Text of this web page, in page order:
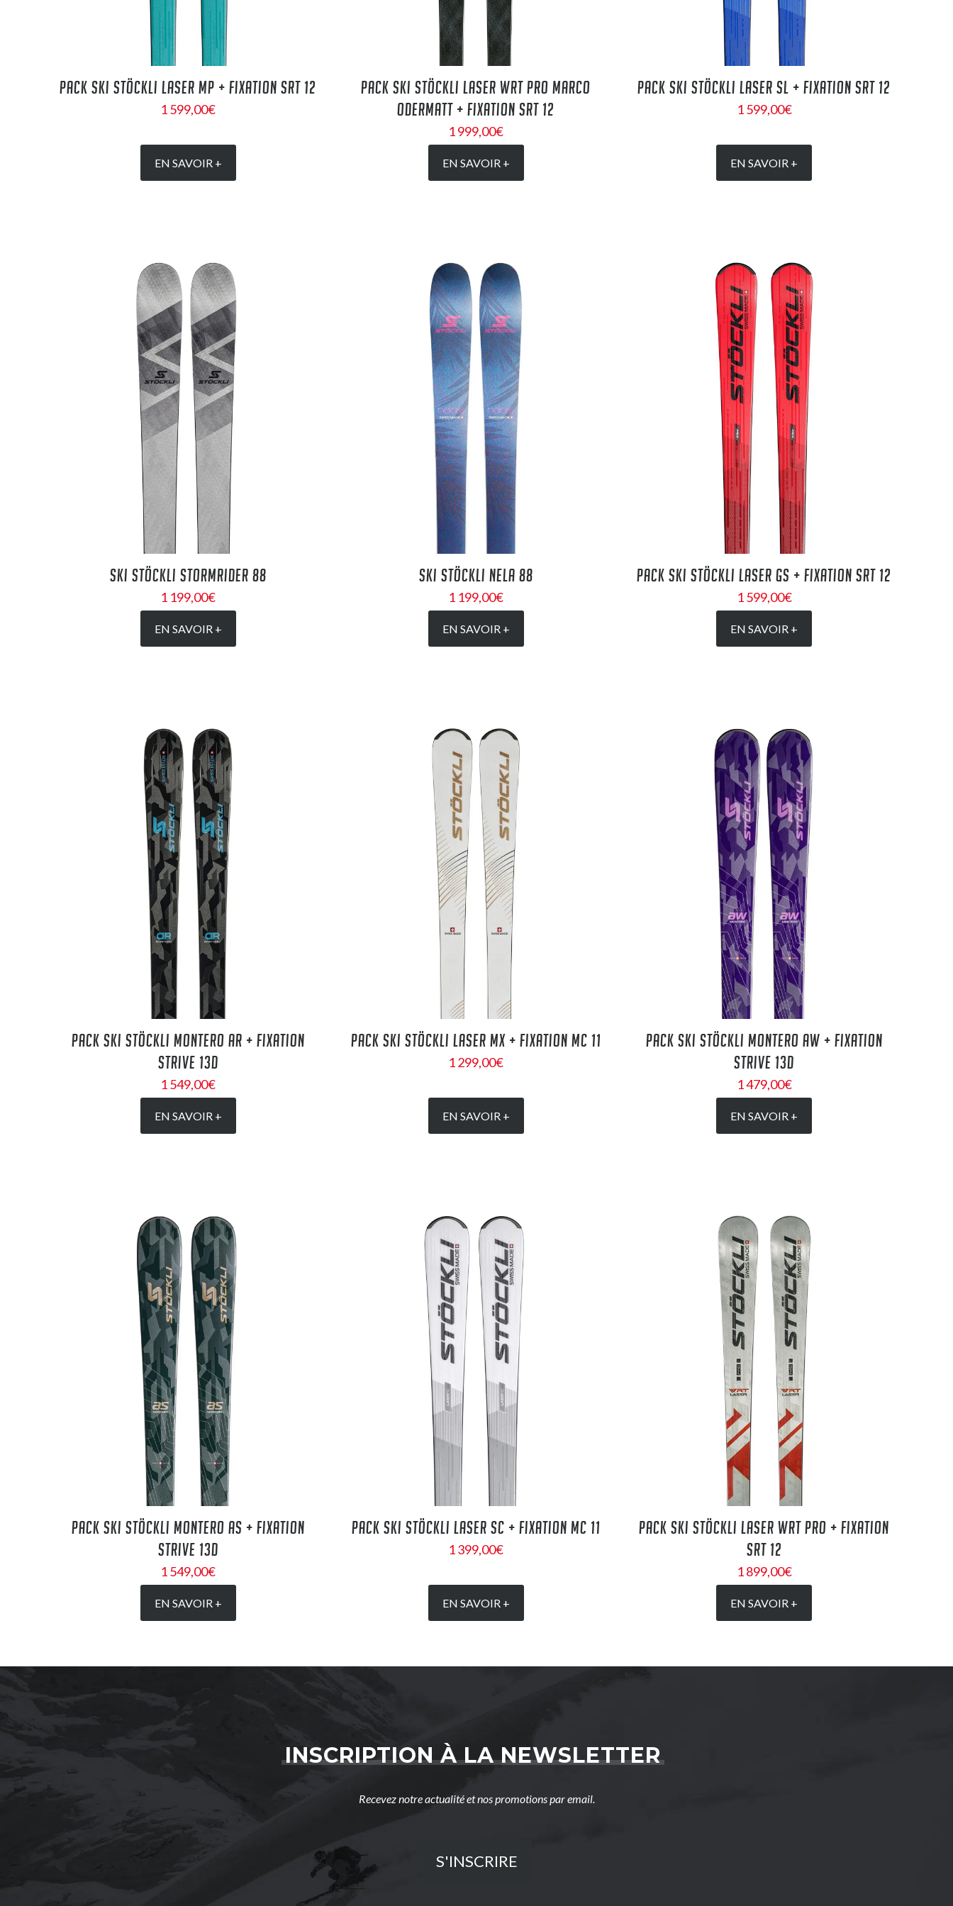
PACK SKI STÖCKLI LASER MP + FIXATION SRT 12
1 599,00€
EN SAVOIR +
PACK SKI STÖCKLI LASER WRT PRO MARCO
ODERMATT + FIXATION SRT 12
1 999,00€
EN SAVOIR +
PACK SKI STÖCKLI LASER SL + FIXATION SRT 12
1 599,00€
EN SAVOIR +
SKI STÖCKLI STORMRIDER 88
1 199,00€
EN SAVOIR +
SKI STÖCKLI NELA 88
1 199,00€
EN SAVOIR +
PACK SKI STÖCKLI LASER GS + FIXATION SRT 12
1 599,00€
EN SAVOIR +
PACK SKI STÖCKLI MONTERO AR + FIXATION
STRIVE 13D
1 549,00€
EN SAVOIR +
PACK SKI STÖCKLI LASER MX + FIXATION MC 11
1 299,00€
EN SAVOIR +
PACK SKI STÖCKLI MONTERO AW + FIXATION
STRIVE 13D
1 479,00€
EN SAVOIR +
PACK SKI STÖCKLI MONTERO AS + FIXATION
STRIVE 13D
1 549,00€
EN SAVOIR +
PACK SKI STÖCKLI LASER SC + FIXATION MC 11
1 399,00€
EN SAVOIR +
PACK SKI STÖCKLI LASER WRT PRO + FIXATION
SRT 12
1 899,00€
EN SAVOIR +
INSCRIPTION À LA NEWSLETTER
Recevez notre actualité et nos promotions par email.
S'INSCRIRE